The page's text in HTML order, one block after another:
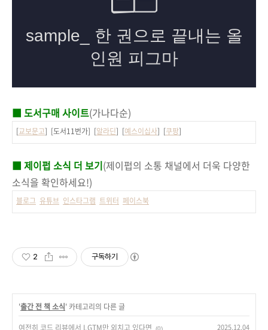
■ 도서구매 사이트(가나다순)
[교보문고] [도서11번가] [알라딘] [예스이십사] [쿠팡]
■ 제이펍 소식 더 보기(제이펍의 소통 채널에서 더욱 다양한
소식을 확인하세요!)
블로그 유튜브 인스타그램 트위터 페이스북
2 구독하기
'출간 전 책 소식' 카테고리의 다른 글
여전히 코드 리뷰에서 LGTM만 외치고 있다면
(0) 2025.12.04